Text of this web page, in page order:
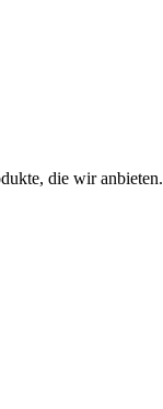
die wir anbieten.